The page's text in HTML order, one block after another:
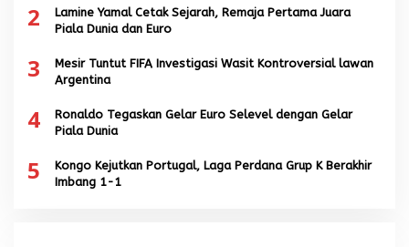
2
Lamine Yamal Cetak Sejarah, Remaja Pertama Juara
Piala Dunia dan Euro
3
Mesir Tuntut FIFA Investigasi Wasit Kontroversial lawan
Argentina
4
Ronaldo Tegaskan Gelar Euro Selevel dengan Gelar
Piala Dunia
5
Kongo Kejutkan Portugal, Laga Perdana Grup K Berakhir
Imbang 1-1